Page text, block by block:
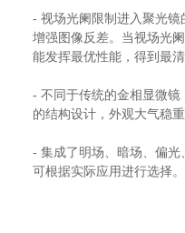
- 视场光阑限制进入聚光镜
增强图像反差。当视场光
能发挥最优性能，得到最清
- 不同于传统的金相显微
的结构设计，外观大气稳
- 集成了明场、暗场、偏光
可根据实际应用进行选择。